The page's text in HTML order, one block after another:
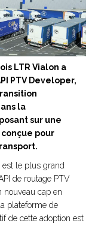
LTR Vialon a
PTV Developer,
la
sur une
pour
le plus grand
de routage PTV
nouveau cap en
plateforme de
de cette adoption est